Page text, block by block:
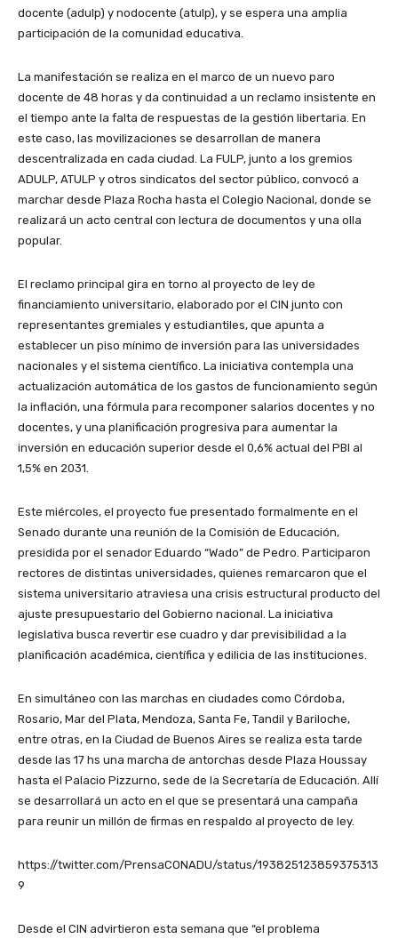
docente (adulp) y nodocente (atulp), y se espera una amplia
participación de la comunidad educativa.
La manifestación se realiza en el marco de un nuevo paro
docente de 48 horas y da continuidad a un reclamo insistente en
el tiempo ante la falta de respuestas de la gestión libertaria. En
este caso, las movilizaciones se desarrollan de manera
descentralizada en cada ciudad. La FULP, junto a los gremios
ADULP, ATULP y otros sindicatos del sector público, convocó a
marchar desde Plaza Rocha hasta el Colegio Nacional, donde se
realizará un acto central con lectura de documentos y una olla
popular.
El reclamo principal gira en torno al proyecto de ley de
financiamiento universitario, elaborado por el CIN junto con
representantes gremiales y estudiantiles, que apunta a
establecer un piso mínimo de inversión para las universidades
nacionales y el sistema científico. La iniciativa contempla una
actualización automática de los gastos de funcionamiento según
la inflación, una fórmula para recomponer salarios docentes y no
docentes, y una planificación progresiva para aumentar la
inversión en educación superior desde el 0,6% actual del PBI al
1,5% en 2031.
Este miércoles, el proyecto fue presentado formalmente en el
Senado durante una reunión de la Comisión de Educación,
presidida por el senador Eduardo “Wado” de Pedro. Participaron
rectores de distintas universidades, quienes remarcaron que el
sistema universitario atraviesa una crisis estructural producto del
ajuste presupuestario del Gobierno nacional. La iniciativa
legislativa busca revertir ese cuadro y dar previsibilidad a la
planificación académica, científica y edilicia de las instituciones.
En simultáneo con las marchas en ciudades como Córdoba,
Rosario, Mar del Plata, Mendoza, Santa Fe, Tandil y Bariloche,
entre otras, en la Ciudad de Buenos Aires se realiza esta tarde
desde las 17 hs una marcha de antorchas desde Plaza Houssay
hasta el Palacio Pizzurno, sede de la Secretaría de Educación. Allí
se desarrollará un acto en el que se presentará una campaña
para reunir un millón de firmas en respaldo al proyecto de ley.
https://twitter.com/PrensaCONADU/status/193825123859375313
9
Desde el CIN advirtieron esta semana que “el problema